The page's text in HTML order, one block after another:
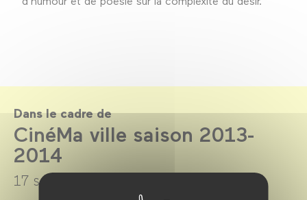
Dans le cadre de
CinéMa ville saison 2013-
2014
17 septembre 2013 →